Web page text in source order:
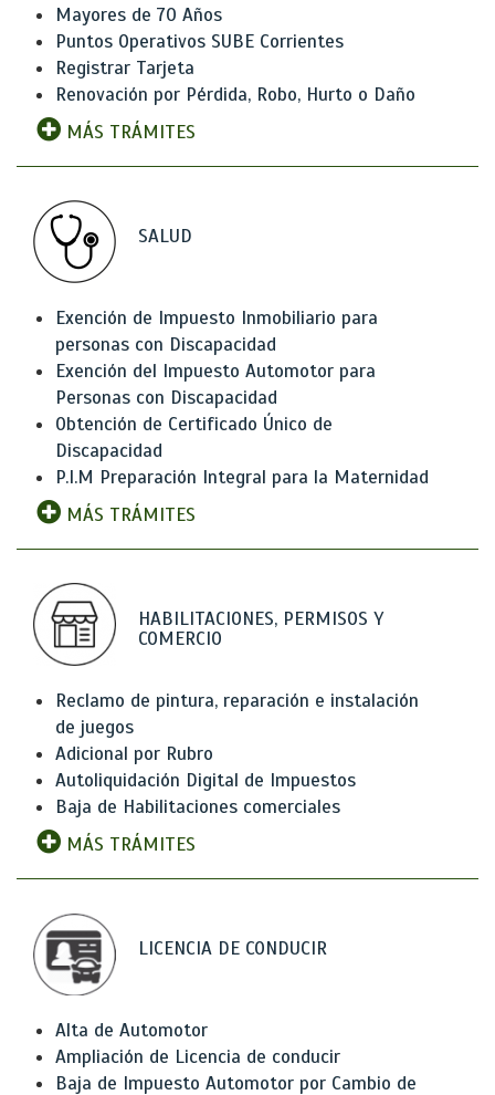
Mayores de 70 Años
Puntos Operativos SUBE Corrientes
Registrar Tarjeta
Renovación por Pérdida, Robo, Hurto o Daño
MÁS TRÁMITES
SALUD
Exención de Impuesto Inmobiliario para
personas con Discapacidad
Exención del Impuesto Automotor para
Personas con Discapacidad
Obtención de Certificado Único de
Discapacidad
P.I.M Preparación Integral para la Maternidad
MÁS TRÁMITES
HABILITACIONES, PERMISOS Y
COMERCIO
Reclamo de pintura, reparación e instalación
de juegos
Adicional por Rubro
Autoliquidación Digital de Impuestos
Baja de Habilitaciones comerciales
MÁS TRÁMITES
LICENCIA DE CONDUCIR
Alta de Automotor
Ampliación de Licencia de conducir
Baja de Impuesto Automotor por Cambio de